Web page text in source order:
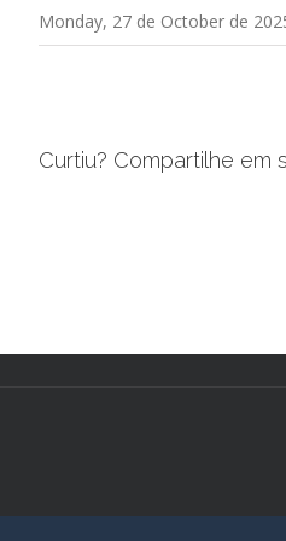
Monday, 27 de October de
Curtiu? Compartilhe em